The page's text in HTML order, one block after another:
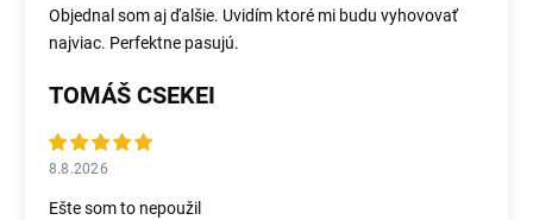
Objednal som aj ďalšie. Uvidím ktoré mi budu vyhovovať
najviac. Perfektne pasujú.
TOMÁŠ CSEKEI
8.8.2026
Ešte som to nepoužil